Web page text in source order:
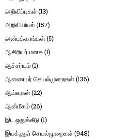
அறிவிப்புகள்(13)
அறிவியியல் (157)
அன்புக்கரங்கள்(5)
ஆசிரியர் மனசு(1)
ஆச்சர்யம்(1)
ஆணையர் செயல்முறைகள்(136)
ஆய்வுகள்(22)
ஆன்மீகம்(26)
இட ஒதுக்கீடு(1)
இயக்குநர் செயல்முறைகள்(948)